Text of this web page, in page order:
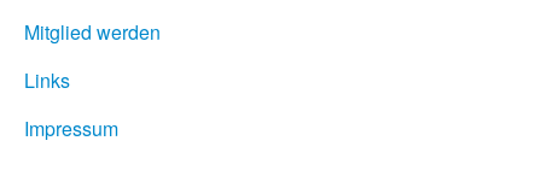
Mitglied werden
Links
Impressum